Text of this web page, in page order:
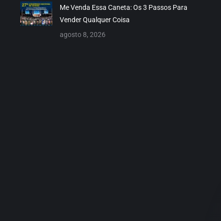
Me Venda Essa Caneta: Os 3 Passos Para
Vender Qualquer Coisa
agosto 8, 2026